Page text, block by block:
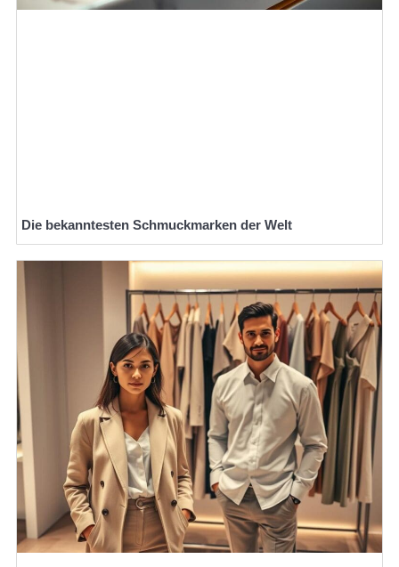
Die bekanntesten Schmuckmarken der Welt